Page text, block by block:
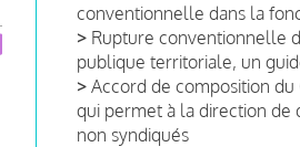
conventionnelle dans la
> Rupture conventionnelle
publique territoriale, un
> Accord de composition du
qui permet à la direction de
non syndiqués